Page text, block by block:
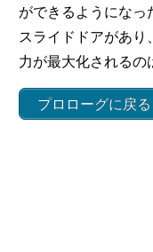
ができるようにな
スライドドアがあ
力が最大化されるの
プロローグに戻る